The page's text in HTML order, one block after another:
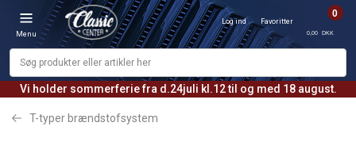
Vi holder sommerferie fra d.24juli kl.12 til og med 18 august.
Menu
Log ind Favoritter
0
0,00 DKK
T-typer brændstofsystem